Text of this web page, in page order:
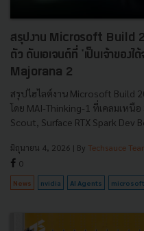
สรุปงาน Microsoft Build
ตัว ดันเอเจนต์ที่ 'เป็นเจ้าของ
Majorana 2
สรุปไฮไลต์งาน Microsoft Build
โดย MAI-Thinking-1 ที่เคลมเหนื
Scout, Surface RTX Spark Dev
มิถุนายน 4, 2026 | By Techsauce
0
News nvidia AI Agents microsoft